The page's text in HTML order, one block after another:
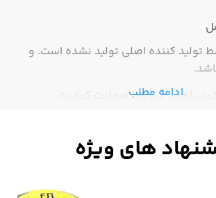
کننده اصلی تولید نشده است. و
کپی)با ضمانت کیفیت
ادامه مطلب